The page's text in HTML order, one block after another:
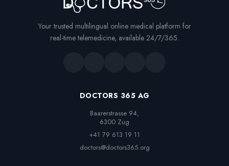
Your trusted multilingual online medical platform for
real-time telemedicine, available 24/7/365.
DOCTORS 365 AG
Baarerstrasse 94,
6300 Zug
+41 79 613 19 11
doctors@doctors365.org